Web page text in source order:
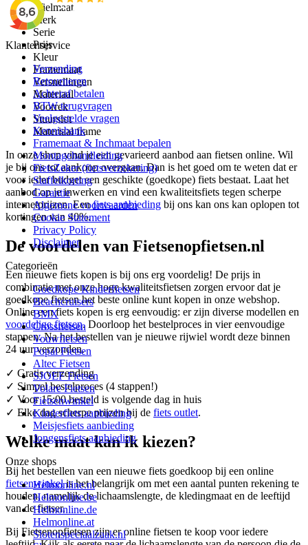
Wielmaat
Merk
Serie
Prijs
Kleur
Framemaat
Versnellingen
Materiaal
Voorrek
Stuurslot
Materiaal frame
In onze shop vind je een gevarieerd aanbod aan fietsen online. Wil
je bij ons tot aankoop overgaan. Dan is het goed om te weten dat er
voor ieder budget een geschikte (goedkope) fiets bestaat. Laat het
aanbod op je inwerken en vind een kwaliteitsfiets tegen scherpe
internetprijzen. Eenfiets aanbieding bij ons kan ons kan oplopen tot
kortingen van 40%.
De voordelen van Fietsenopfietsen.nl
Een nieuwe fiets kopen is bij ons erg voordelig! De prijs in
combinatie met onze hoge kwaliteitsfietsen zorgen ervoor dat je
goedkope fietsen het beste online kunt kopen in onze webshop.
Online een fiets kopen is erg eenvoudig: er zijn diverse modellen en
voordelige fietsen. Doorloop het bestelproces in vier eenvoudige
stappen. Na het bestellen van je nieuwe rijwiel wordt deze binnen
24 uur verzonden.
✓ Gratis verzending
✓ Simpel bestelproces (4 stappen!)
✓ Voor 15:00 besteld is volgende dag in huis
✓ Elke dag scherpe prijzen bij de fiets outlet.
Welke maat kan ik kiezen?
Bij het bestellen van een nieuwe fiets goedkoop bij een online
fietsenwinkelis het belangrijk om met een aantal punten rekening te
houden, namelijk de lichaamslengte, de kledingmaat en de leeftijd
van de fietser.
Bij Fietsenopfietsen zijn er online fietsen te koop voor iedere
Klantenservice
Verzending
Retourneren
Achteraf betalen
BTW terugvragen
Veelgestelde vragen
Kennisbank
Framemaat & Inchmaat bepalen
Montagehandleiding
FietsZeker (fietsverzekering)
Staffelkorting
Garantie
Algemene voorwaarden
Cookie Statement
Privacy Policy
Disclaimer
Categorieën
Goedkope Kinderfietsen
Beachcruisers
BMX
Crossfietsen
Vouwfietsen
Popal Fietsen
Altec Fietsen
SJOEF Fietsen
Volare Fietsen
Fietsenwinkel
Kinderfiets aanbieding
Meisjesfiets aanbieding
Jongensfiets aanbieding
Onze shops
Helmonline.nl
Helmonline.be
Helmonline.de
Helmonline.at
Slotenspeciaalzaak.nl